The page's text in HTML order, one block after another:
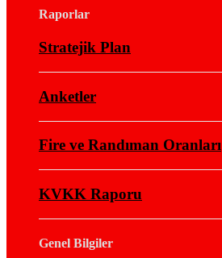
Raporlar
Stratejik Plan
Anketler
Fire ve Randıman Oranları
KVKK Raporu
Genel Bilgiler